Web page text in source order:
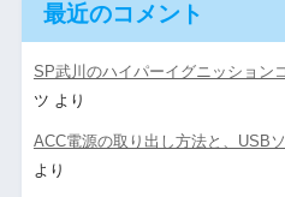
最近のコメント
SP武川のハイパーイグニッション
ツ より
ACC電源の取り出し方法と、USB
より